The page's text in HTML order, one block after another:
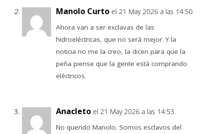
Manolo Curto el 21 May 2026 a las 14:50
Ahora van a ser exclavas de las
hidroeléctricas, que no será mejor. Y la
noticia no me la creo, la dicen para que la
peña piense que la gente está comprando
eléctricos.
Anacleto el 21 May 2026 a las 14:53
No querido Manolo. Somos esclavos del